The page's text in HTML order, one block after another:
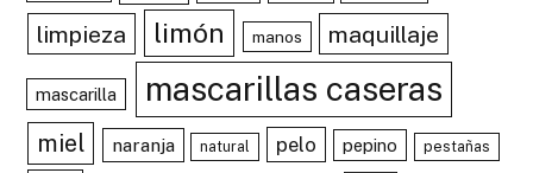
limpieza limón manos maquillaje
mascarilla mascarillas caseras
miel naranja natural pelo pepino pestañas